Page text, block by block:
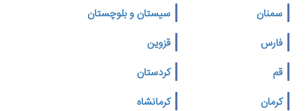
سمنان
سیستان و بلوچستان
فارس
قزوین
قم
کردستان
کرمان
کرمانشاه